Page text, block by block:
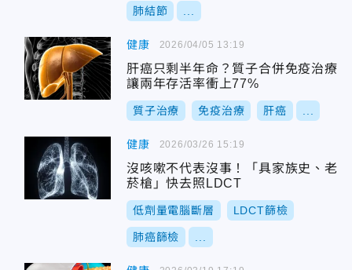
肺結節
健康
肝癌只剩半年命？質子合併免疫治療
讓兩年存活率衝上77%
質子治療 免疫治療 肝癌
2026/04/05 13:19
健康
沒咳嗽不代表沒事！「具家族史、老
菸槍」快去照LDCT
低劑量電腦斷層 LDCT篩檢
肺癌篩檢
2026/03/26 15:19